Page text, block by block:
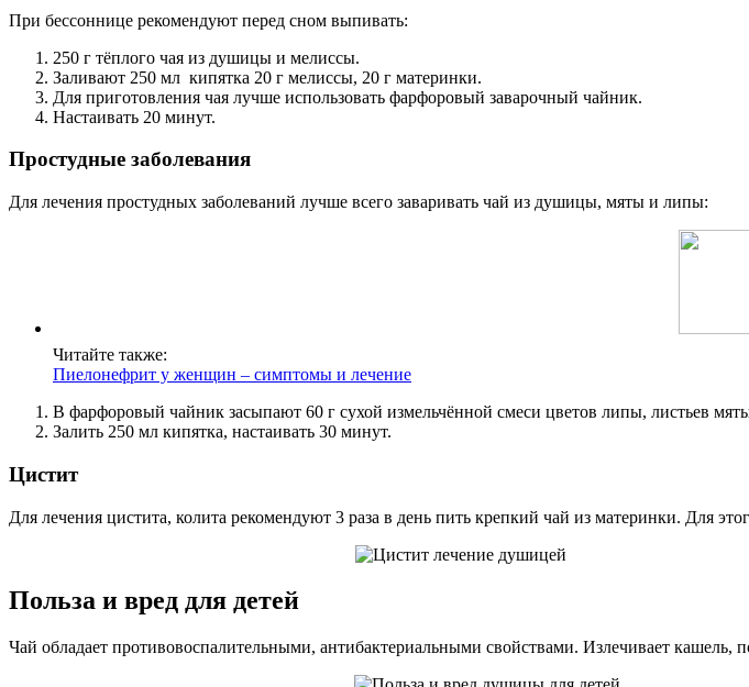
При бессоннице рекомендуют перед сном выпивать:
250 г тёплого чая из душицы и мелиссы.
Заливают 250 мл кипятка 20 г мелиссы, 20 г материнки.
Для приготовления чая лучше использовать фарфоровый заварочный чайник.
Настаивать 20 минут.
Простудные заболевания
Для лечения простудных заболеваний лучше всего заваривать чай из душицы, мяты и липы:
Читайте также:
Пиелонефрит у женщин – симптомы и лечение
В фарфоровый чайник засыпают 60 г сухой измельчённой смеси цветов липы, листьев
Залить 250 мл кипятка, настаивать 30 минут.
Цистит
Для лечения цистита, колита рекомендуют 3 раза в день пить крепкий чай из материнки. Для
Польза и вред для детей
Чай обладает противовоспалительными, антибактериальными свойствами. Излечивает